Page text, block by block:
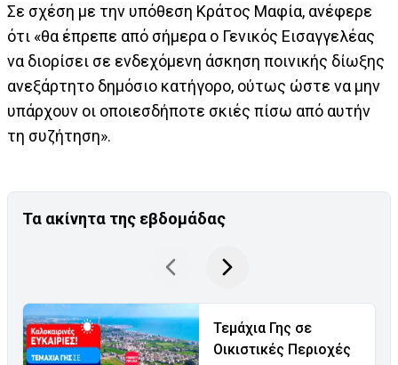
Σε σχέση με την υπόθεση Κράτος Μαφία, ανέφερε
ότι «θα έπρεπε από σήμερα ο Γενικός Εισαγγελέας
να διορίσει σε ενδεχόμενη άσκηση ποινικής δίωξης
ανεξάρτητο δημόσιο κατήγορο, ούτως ώστε να μην
υπάρχουν οι οποιεσδήποτε σκιές πίσω από αυτήν
τη συζήτηση».
Τα ακίνητα της εβδομάδας
Τεμάχια Γης σε
Οικιστικές Περιοχές